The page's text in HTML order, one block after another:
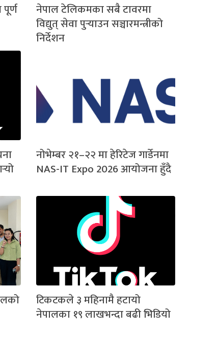
नेपाल टेलिकमका सबै टावरमा
विद्युत् सेवा पुर्‍याउन सञ्चारमन्त्रीको
निर्देशन
नोभेम्बर २१–२२ मा हेरिटेज गार्डेनमा
NAS-IT Expo 2026 आयोजना हुँदै
टिकटकले ३ महिनामै हटायो
नेपालका १९ लाखभन्दा बढी भिडियो